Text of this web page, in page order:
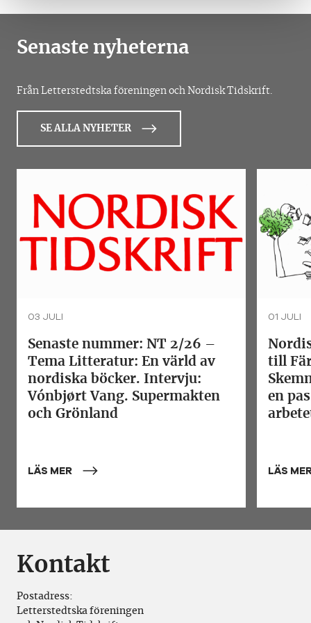
Senaste nyheterna
Från Letterstedtska föreningen och Nordisk Tidskrift.
SE ALLA NYHETER
03 JULI
Senaste nummer: NT 2/26 –
Tema Litteratur: En värld av
nordiska böcker. Intervju:
Vónbjørt Vang. Supermakten
och Grönland
LÄS MER
01 JULI
till
en
LÄS
Kontakt
Postadress:
Letterstedtska föreningen